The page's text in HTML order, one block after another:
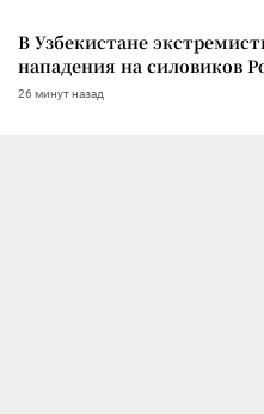
В Узбекистане
нападения на силовиков
26 минут назад